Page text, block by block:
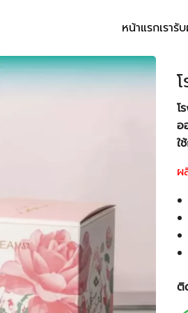
หน้าแรกเรารั
โ
อ
ใ
ผ
ติ